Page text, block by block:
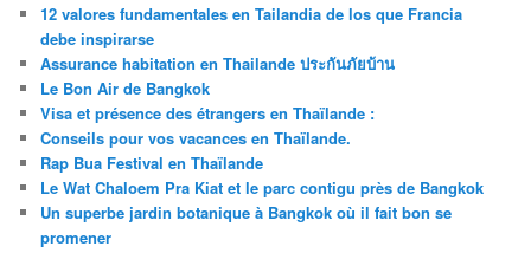
12 valores fundamentales en Tailandia de los que Francia
debe inspirarse
Assurance habitation en Thailande ประกันภัยบ้าน
Le Bon Air de Bangkok
Visa et présence des étrangers en Thaïlande :
Conseils pour vos vacances en Thaïlande.
Rap Bua Festival en Thaïlande
Le Wat Chaloem Pra Kiat et le parc contigu près de Bangkok
Un superbe jardin botanique à Bangkok où il fait bon se
promener